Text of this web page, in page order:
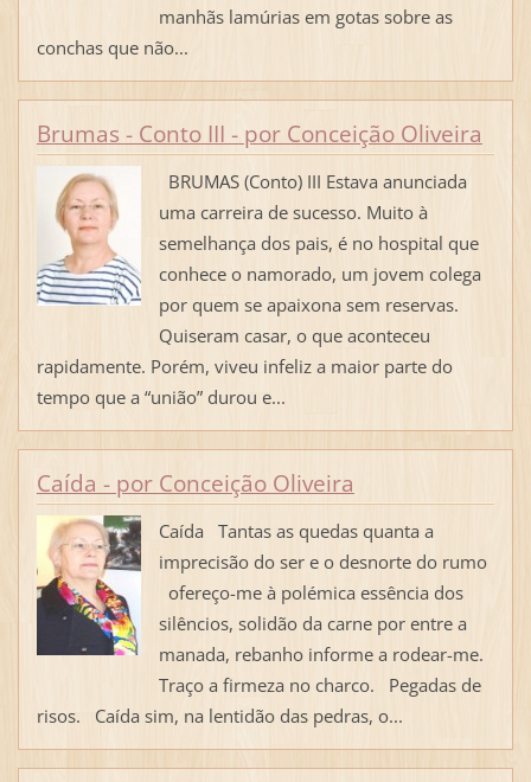
manhãs lamúrias em gotas sobre as
conchas que não...
Brumas - Conto III - por Conceição Oliveira
BRUMAS (Conto) III Estava anunciada
uma carreira de sucesso. Muito à
semelhança dos pais, é no hospital que
conhece o namorado, um jovem colega
por quem se apaixona sem reservas.
Quiseram casar, o que aconteceu
rapidamente. Porém, viveu infeliz a maior parte do
tempo que a “união” durou e...
Caída - por Conceição Oliveira
Caída Tantas as quedas quanta a
imprecisão do ser e o desnorte do rumo
ofereço-me à polémica essência dos
silêncios, solidão da carne por entre a
manada, rebanho informe a rodear-me.
Traço a firmeza no charco. Pegadas de
risos. Caída sim, na lentidão das pedras, o...